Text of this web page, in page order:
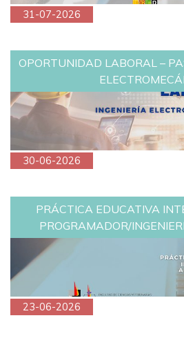
31-07-2026
OPORTUNIDAD LABORAL –
30-06-2026
PRÁCTICA EDUCATIVA
PROGRAMADOR/
23-06-2026